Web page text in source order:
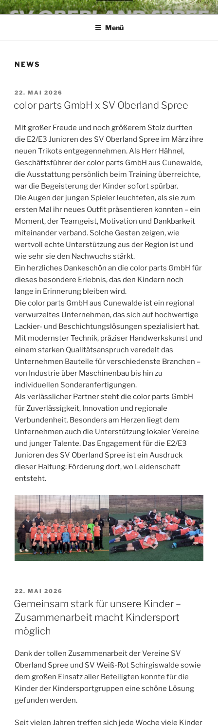
Zum
InhaltSV OBERLAND SPREE E.V.
die Kraft an der Spree
Menü
NEWS
VERÖFFENTLICHT
AM
22. MAI 2026
color parts GmbH x SV Oberland Spree
Mit großer Freude und noch größerem Stolz durften
die E2/E3 Junioren des SV Oberland Spree im März ihre
neuen Trikots entgegennehmen. Als Herr Hähnel,
Geschäftsführer der color parts GmbH aus Cunewalde,
die Ausstattung persönlich beim Training überreichte,
war die Begeisterung der Kinder sofort spürbar.
Die Augen der jungen Spieler leuchteten, als sie zum
ersten Mal ihr neues Outfit präsentieren konnten – ein
Moment, der Teamgeist, Motivation und Dankbarkeit
miteinander verband. Solche Gesten zeigen, wie
wertvoll echte Unterstützung aus der Region ist und
wie sehr sie den Nachwuchs stärkt.
Ein herzliches Dankeschön an die color parts GmbH für
dieses besondere Erlebnis, das den Kindern noch
lange in Erinnerung bleiben wird.
Die color parts GmbH aus Cunewalde ist ein regional
verwurzeltes Unternehmen, das sich auf hochwertige
Lackier- und Beschichtungslösungen spezialisiert hat.
Mit modernster Technik, präziser Handwerkskunst und
einem starken Qualitätsanspruch veredelt das
Unternehmen Bauteile für verschiedenste Branchen –
von Industrie über Maschinenbau bis hin zu
individuellen Sonderanfertigungen.
Als verlässlicher Partner steht die color parts GmbH
für Zuverlässigkeit, Innovation und regionale
Verbundenheit. Besonders am Herzen liegt dem
Unternehmen auch die Unterstützung lokaler Vereine
und junger Talente. Das Engagement für die E2/E3
Junioren des SV Oberland Spree ist ein Ausdruck
dieser Haltung: Förderung dort, wo Leidenschaft
entsteht.
VERÖFFENTLICHT
AM
22. MAI 2026
Gemeinsam stark für unsere Kinder –
Zusammenarbeit macht Kindersport
möglich
Dank der tollen Zusammenarbeit der Vereine SV
Oberland Spree und SV Weiß-Rot Schirgiswalde sowie
dem großen Einsatz aller Beteiligten konnte für die
Kinder der Kindersportgruppen eine schöne Lösung
gefunden werden.
Seit vielen Jahren treffen sich jede Woche viele Kinder